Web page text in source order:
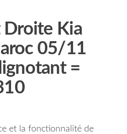
Droite Kia
05/11
=
et la fonctionnalité de